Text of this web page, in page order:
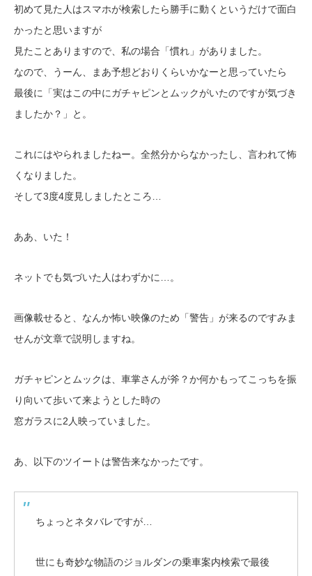
初めて見た人はスマホが検索したら勝手に動くというだけで面白
かったと思いますが
見たことありますので、私の場合「慣れ」がありました。
なので、うーん、まあ予想どおりくらいかなーと思っていたら
最後に「実はこの中にガチャピンとムックがいたのですが気づき
ましたか？」と。
これにはやられましたねー。全然分からなかったし、言われて怖
くなりました。
そして3度4度見しましたところ…
ああ、いた！
ネットでも気づいた人はわずかに…。
画像載せると、なんか怖い映像のため「警告」が来るのですみま
せんが文章で説明しますね。
ガチャピンとムックは、車掌さんが斧？か何かもってこっちを振
り向いて歩いて来ようとした時の
窓ガラスに2人映っていました。
あ、以下のツイートは警告来なかったです。
ちょっとネタバレですが…
世にも奇妙な物語のジョルダンの乗車案内検索で最後